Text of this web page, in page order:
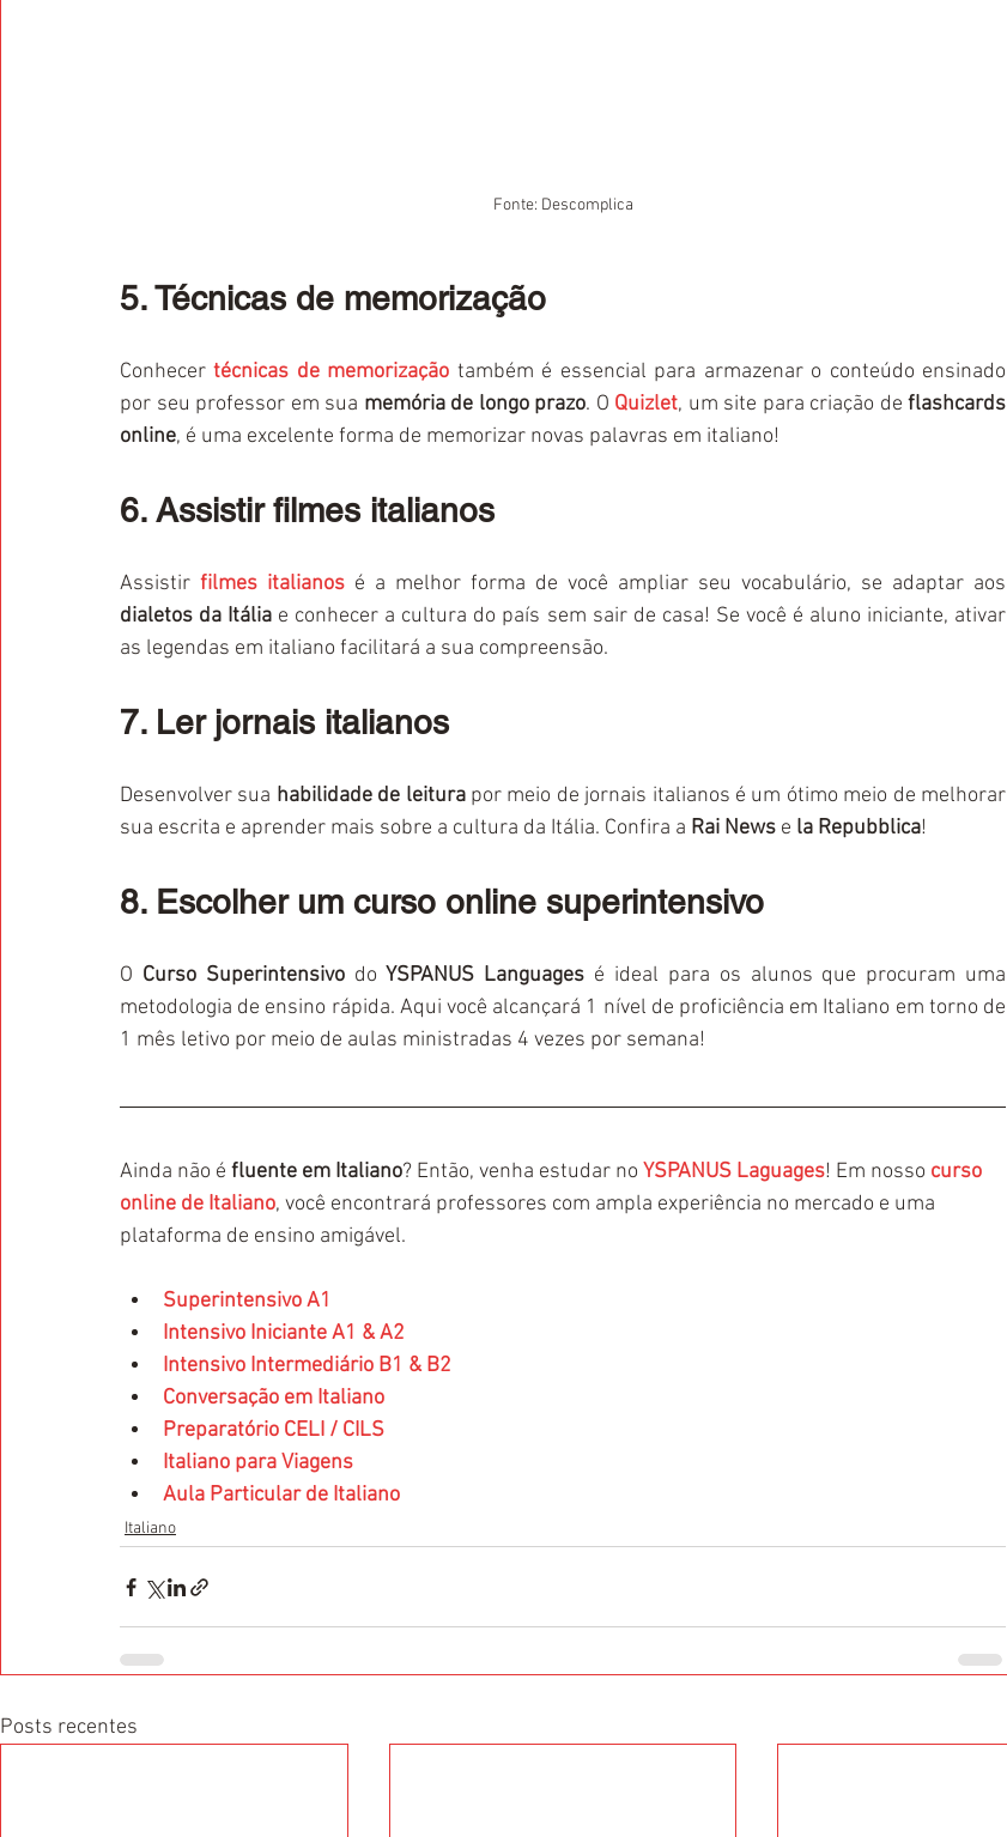
Fonte: Descomplica
5. Técnicas de memorização
Conhecer técnicas de memorização também é essencial para armazenar o conteúdo ensinado
por seu professor em sua memória de longo prazo. O Quizlet, um site para criação de flashcards
online, é uma excelente forma de memorizar novas palavras em italiano!
6. Assistir filmes italianos
Assistir filmes italianos
dialetos da Itália e conhecer a cultura do país sem sair de casa! Se você é aluno iniciante, ativar
as legendas em italiano facilitará a sua compreensão.
7. Ler jornais italianos
Desenvolver sua habilidade de leitura por meio de jornais italianos é um ótimo meio de melhorar
sua escrita e aprender mais sobre a cultura da Itália. Confira a Rai News e la Repubblica!
8. Escolher um curso online superintensivo
O Curso Superintensivo do YSPANUS Languages é ideal para os alunos que procuram uma
metodologia de ensino rápida. Aqui você alcançará 1 nível de proficiência em Italiano em torno de
1 mês letivo por meio de aulas ministradas 4 vezes por semana!
Ainda não é fluente em Italiano? Então, venha estudar no YSPANUS Laguages! Em nosso curso
online de Italiano, você encontrará professores com ampla experiência no mercado e uma
plataforma de ensino amigável.
Superintensivo A1
Intensivo Iniciante A1 & A2
Intensivo Intermediário B1 & B2
Conversação em Italiano
Preparatório CELI / CILS
Italiano para Viagens
Aula Particular de Italiano
Italiano
Posts recentes